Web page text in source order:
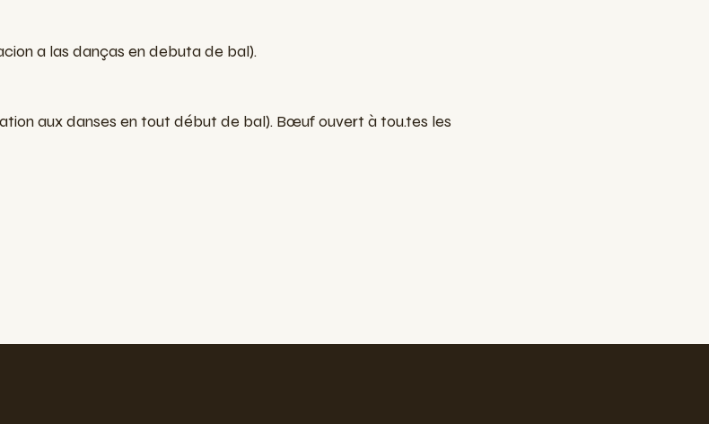
a las danças en debuta de bal).
aux danses en tout début de bal). Bœuf ouvert à tou.tes les